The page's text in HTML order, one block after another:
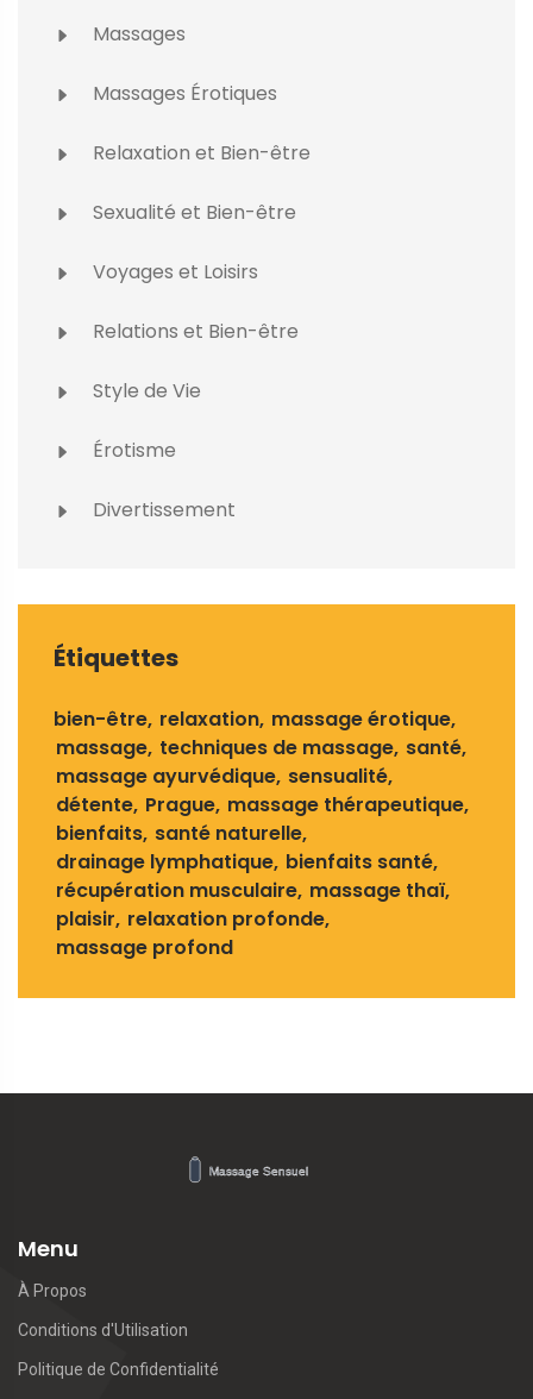
Massages
Massages Érotiques
Relaxation et Bien-être
Sexualité et Bien-être
Voyages et Loisirs
Relations et Bien-être
Style de Vie
Érotisme
Divertissement
Étiquettes
bien-être relaxation massage érotique
massage techniques de massage santé
massage ayurvédique sensualité
détente Prague massage thérapeutique
bienfaits santé naturelle
drainage lymphatique bienfaits santé
récupération musculaire massage thaï
plaisir relaxation profonde
massage profond
Menu
À Propos
Conditions d'Utilisation
Politique de Confidentialité